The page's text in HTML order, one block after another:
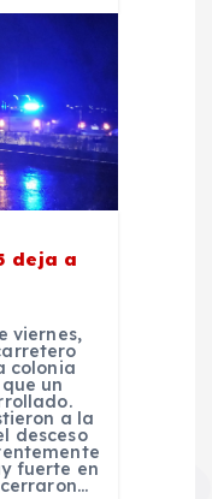
deja a
viernes,
colonia
un
a la
desceso
fuerte en